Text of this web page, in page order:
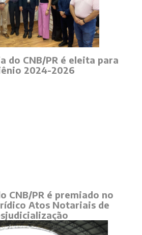
do CNB/PR é eleita para
2024-2026
CNB/PR é premiado no
Atos Notariais de